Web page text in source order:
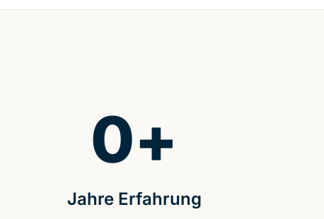
Jahre Erfahrung
0+